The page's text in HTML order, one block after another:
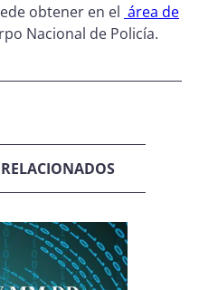
obtener en el área de
Nacional de Policía.